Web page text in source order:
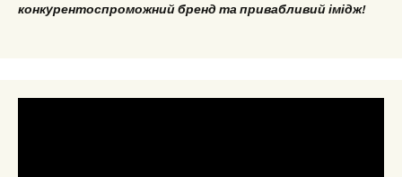
конкурентоспроможний бренд та привабливий імідж!